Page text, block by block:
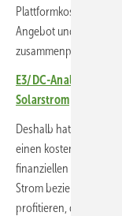
Plattformkosten,
Angebot und
zusammenpassen.
E3/DC-Analyse:
Solarstrom
Deshalb hat die
einen kostenlosen
finanziellen Effekte für
Strom beziehen
profitieren, die sich